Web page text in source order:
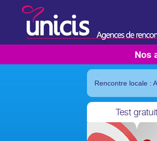
Nos
Rencontre locale :
Test gratuit